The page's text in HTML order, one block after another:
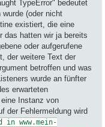
TypeError" bedeutet
(oder nicht
existiert, die eine
das hatten wir ja bereits
oder aufgerufene
der weitere Text der
betroffen und was
wurde an fünfter
erwarteten
eine Instanz von
der Fehlermeldung wird
in www.mein-